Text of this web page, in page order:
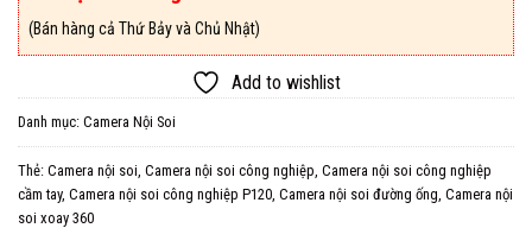
(Bán hàng cả Thứ Bảy và Chủ Nhật)
Add to wishlist
Danh mục: Camera Nội Soi
Thẻ: Camera nội soi Camera nội soi công nghiệp Camera nội soi công nghiệp
cầm tay, Camera nội soi công nghiệp P120 Camera nội soi đường ống Camera nội
soi xoay 360